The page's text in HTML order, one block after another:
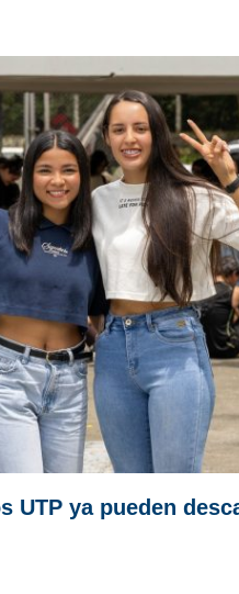
UTP ya pueden